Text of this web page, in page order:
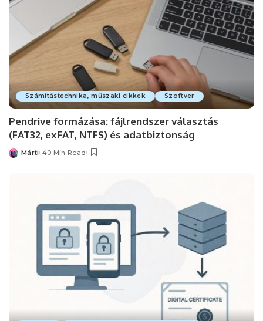
Számítástechnika, műszaki cikkek Szoftver
Pendrive formázása: fájlrendszer választás
(FAT32, exFAT, NTFS) és adatbiztonság
Posted
Márti 40 Min Read